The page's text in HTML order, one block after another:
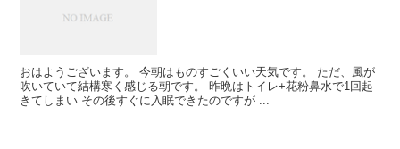
おはようございます。 今朝はものすごくいい天気です。 ただ、風が
吹いていて結構寒く感じる朝です。 昨晩はトイレ+花粉鼻水で1回起
きてしまい その後すぐに入眠できたのですが ...